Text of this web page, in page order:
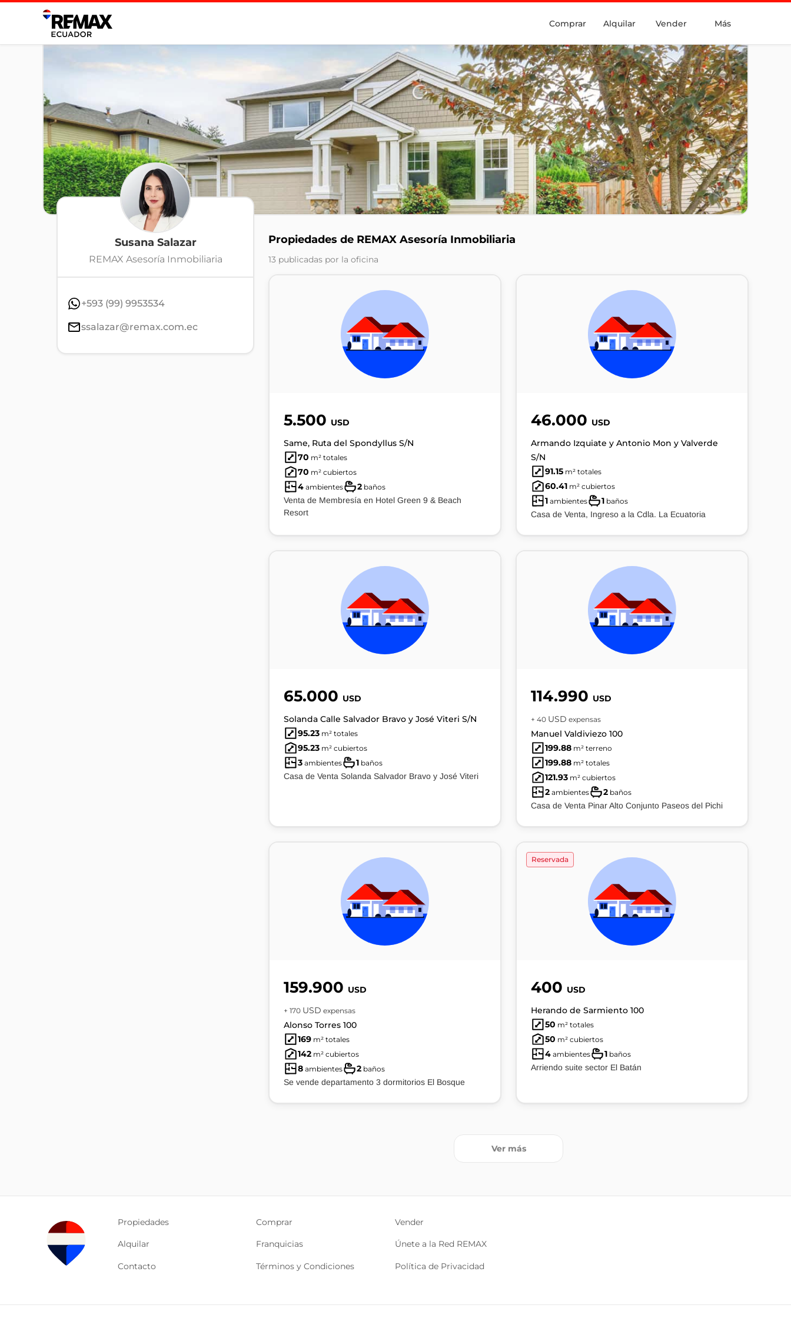
Comprar Alquilar Vender Más
Susana Salazar
REMAX Asesoría Inmobiliaria
+593 (99) 9953534
ssalazar@remax.com.ec
Propiedades de REMAX Asesoría Inmobiliaria
13 publicadas por la oficina
5.500 USD
Same, Ruta del Spondyllus S/N
70 m² totales
70 m² cubiertos
4 ambientes 2 baños
Venta de Membresía en Hotel Green 9 & Beach
Resort
46.000 USD
Armando Izquiate y Antonio Mon y Valverde
S/N
91.15 m² totales
60.41 m² cubiertos
1 ambientes 1 baños
Casa de Venta, Ingreso a la Cdla. La Ecuatoria
65.000 USD
Solanda Calle Salvador Bravo y José Viteri S/N
95.23 m² totales
95.23 m² cubiertos
3 ambientes 1 baños
Casa de Venta Solanda Salvador Bravo y José Viteri
114.990 USD
+ 40 USD expensas
Manuel Valdiviezo 100
199.88 m² terreno
199.88 m² totales
121.93 m² cubiertos
2 ambientes 2 baños
Casa de Venta Pinar Alto Conjunto Paseos del Pichi
159.900 USD
+ 170 USD expensas
Alonso Torres 100
169 m² totales
142 m² cubiertos
8 ambientes 2 baños
Se vende departamento 3 dormitorios El Bosque
Reservada
400 USD
Herando de Sarmiento 100
50 m² totales
50 m² cubiertos
4 ambientes 1 baños
Arriendo suite sector El Batán
Ver más
Propiedades Comprar Vender
Alquilar Franquicias Únete a la Red REMAX
Contacto Términos y Condiciones Política de Privacidad